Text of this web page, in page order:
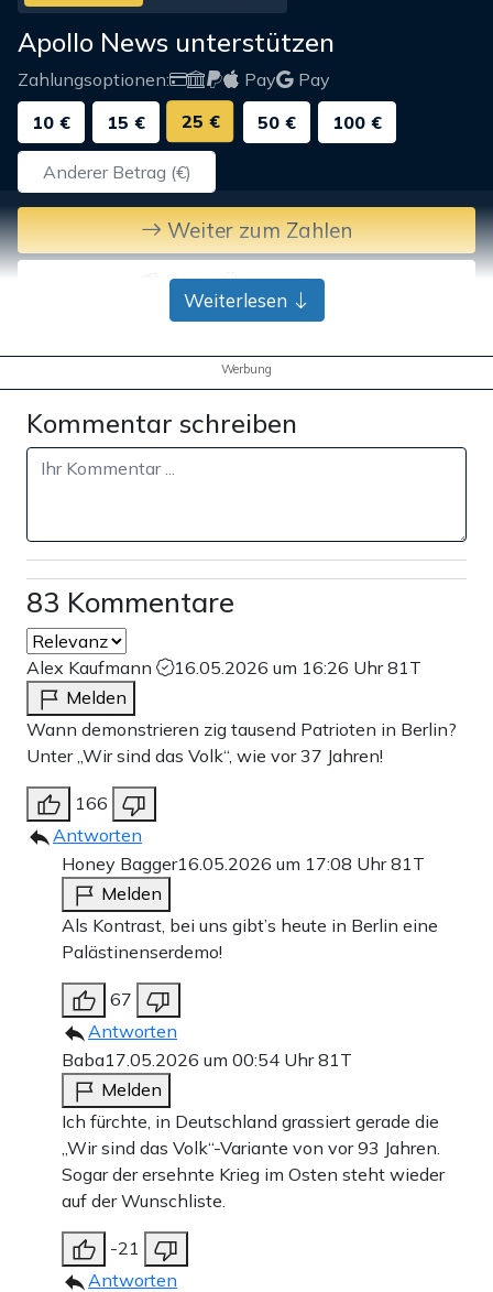
Apollo News unterstützen
Zahlungsoptionen: Pay
Pay
10 €
15 € 25 € 50 € 100 €
Weiter zum Zahlen
Bank-Überweisung
Weiterlesen
Werbung
Kommentar schreiben
83 Kommentare
Alex Kaufmann 16.05.2026 um 16:26 Uhr81T
Melden
Wann demonstrieren zig tausend Patrioten in Berlin?
Unter „Wir sind das Volk“, wie vor 37 Jahren!
166
Antworten
Honey Bagger16.05.2026 um 17:08 Uhr81T
Melden
Als Kontrast, bei uns gibt’s heute in Berlin eine
Palästinenserdemo!
67
Antworten
Baba17.05.2026 um 00:54 Uhr81T
Melden
Ich fürchte, in Deutschland grassiert gerade die
„Wir sind das Volk“-Variante von vor 93 Jahren.
Sogar der ersehnte Krieg im Osten steht wieder
auf der Wunschliste.
-21
Antworten